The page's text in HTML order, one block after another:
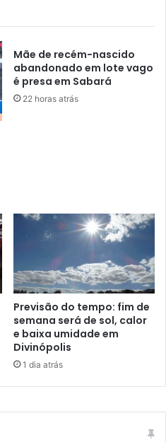
Mãe de recém-nascido
abandonado em lote vago
é presa em Sabará
22 horas atrás
Previsão do tempo: fim de
semana será de sol, calor
e baixa umidade em
Divinópolis
1 dia atrás